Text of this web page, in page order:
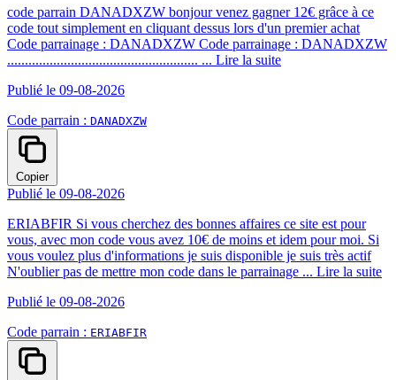
code parrain DANADXZW bonjour venez gagner 12€ grâce à ce
code tout simplement en cliquant dessus lors d'un premier achat
Code parrainage : DANADXZW Code parrainage : DANADXZW
...................................................... ... Lire la suite
Publié le 09-08-2026
Code parrain : DANADXZW
Copier
Publié le 09-08-2026
ERIABFIR Si vous cherchez des bonnes affaires ce site est pour
vous, avec mon code vous avez 10€ de moins et idem pour moi. Si
vous voulez plus d'informations je suis disponible je suis très actif
N'oublier pas de mettre mon code dans le parrainage ... Lire la suite
Publié le 09-08-2026
Code parrain : ERIABFIR